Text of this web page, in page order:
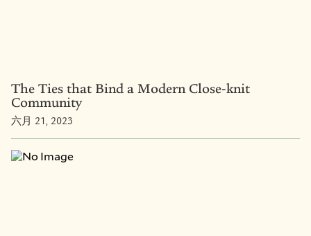
The Ties that Bind a Modern Close-knit
Community
六月 21, 2023